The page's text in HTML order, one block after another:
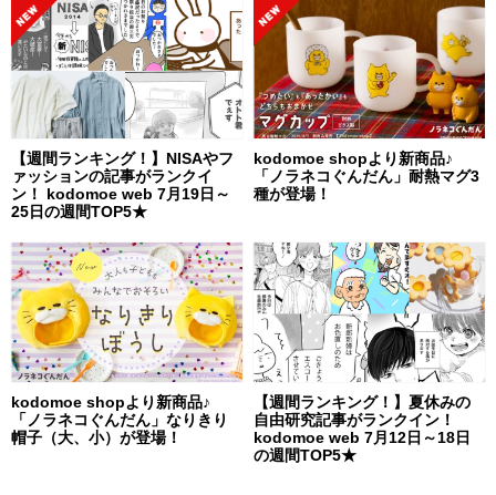
【週間ランキング！】NISAやフ
ァッションの記事がランクイ
ン！ kodomoe web 7月19日～
25日の週間TOP5★
kodomoe shopより新商品♪
「ノラネコぐんだん」耐熱マグ3
種が登場！
kodomoe shopより新商品♪
「ノラネコぐんだん」なりきり
帽子（大、小）が登場！
【週間ランキング！】夏休みの
自由研究記事がランクイン！
kodomoe web 7月12日～18日
の週間TOP5★